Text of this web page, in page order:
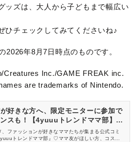
ッズは、大人から子どもまで幅広い
ひチェックしてみてくださいね♪
年8月7日時点のものです。
Inc./GAME FREAK inc.
are trademarks of Nintendo.
好きな方へ、限定モニターに参加で
スも！【4yuuuトレンドママ部】部
、ファッションが好きなママたちが集まる公式コミ
トレンドママ部』♡ママ友がほしい方、コスメサ